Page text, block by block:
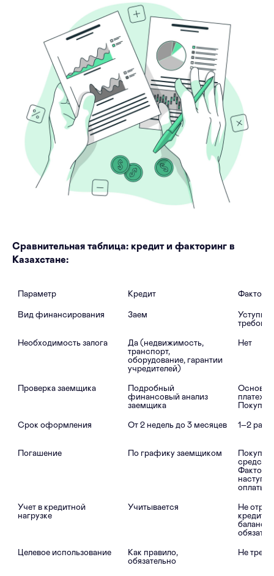
Сравнительная таблица: кредит и факторинг в
Казахстане:
Кредит
Заем
Уступка
Необходимость залога
Да (недвижимость,
транспорт,
оборудование, гарантии
учредителей)
Нет
Проверка заемщика
Подробный
финансовый анализ
заемщика
Срок оформления От 2 недель до 3 месяцев
По графику заемщиком
Фактору
оплаты
Учет в кредитной
нагрузке
Учитывается
Не
балансе
Как правило,
обязательно
Не